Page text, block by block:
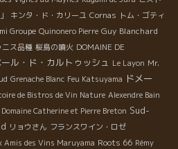
キンタ・ド・カリーユ Cornas トム・ゴティ
Groupe Quinonero Pierre Guy Blanchard
ニス品種 桜島の噴火 DOMAINE DE
ル・ド・カルトゥッシュ Le Layon Mr.
Grenache Blanc Feu Katsuyama ドメー
de Bistros de Vin Nature Alexendre Bain
Domaine Catherine et Pierre Breton Sud-
リョウさん フランスワイン・ロゼ
Amis des Vins Maruyama Roots 66 Rémy